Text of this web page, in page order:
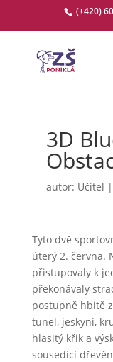
(+420)
3D
autor: Učitel |
Tyto dvě
úterý 2. června.
přistupovaly k
překonávaly
postupně hbitě
tunel, jeskyni,
hlasitý křik a
sousedící